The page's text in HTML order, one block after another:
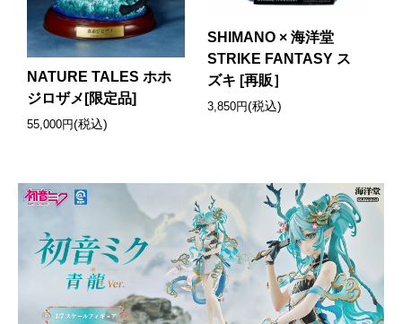
NATURE TALES ホホ
ジロザメ[限定品]
55,000円(税込)
SHIMANO × 海洋堂
STRIKE FANTASY ス
ズキ [再販］
3,850円(税込)